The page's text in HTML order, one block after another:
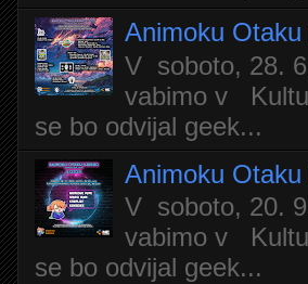
Animoku
V soboto, 28.
vabimo v
se bo odvijal geek...
Animoku
V soboto, 20.
vabimo v
se bo odvijal geek...